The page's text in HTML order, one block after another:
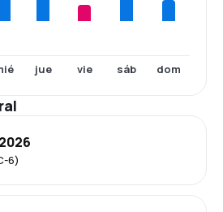
jue vie sáb dom
6)